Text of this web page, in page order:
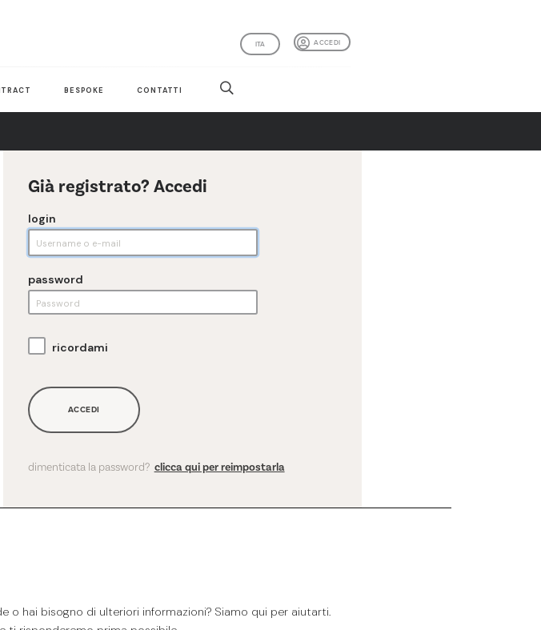
ACCEDI
ITA
BESPOKE CONTATTI
Già registrato? Accedi
login
password
ricordami
ACCEDI
dimenticata la password? clicca qui per reimpostarla
o hai bisogno di ulteriori informazioni? Siamo qui per aiutarti.